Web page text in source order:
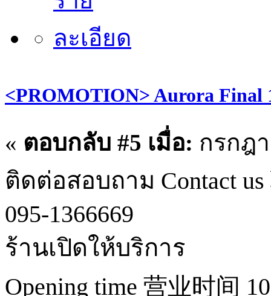
<PROMOTION> Aurora
« ตอบกลับ #5 เมื่อ: กรกฎ
ติดต่อสอบถาม Contact
095-1366669
ร้านเปิดให้บริการ
Opening time 营业时间